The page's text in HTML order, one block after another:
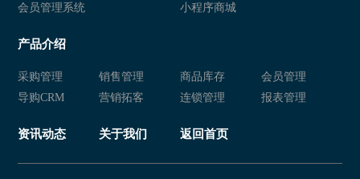
服装销售系统
会员管理系统
小程序商城
产品介绍
采购管理 销售管理 商品库存
会员管理
导购CRM
营销拓客 连锁管理 报表管理
资讯动态 关于我们 返回首页